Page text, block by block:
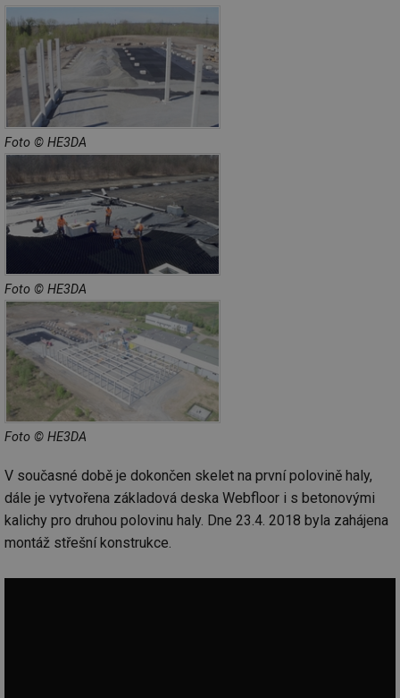
Foto © HE3DA
Foto © HE3DA
Foto © HE3DA
V současné době je dokončen skelet na první polovině haly,
dále je vytvořena základová deska Webfloor i s betonovými
kalichy pro druhou polovinu haly. Dne 23.4. 2018 byla zahájena
montáž střešní konstrukce.